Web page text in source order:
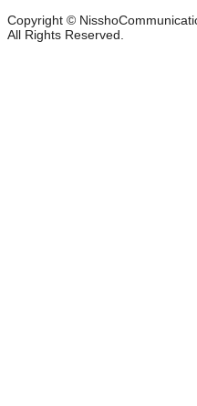
Copyright ©
All Rights Reserved.